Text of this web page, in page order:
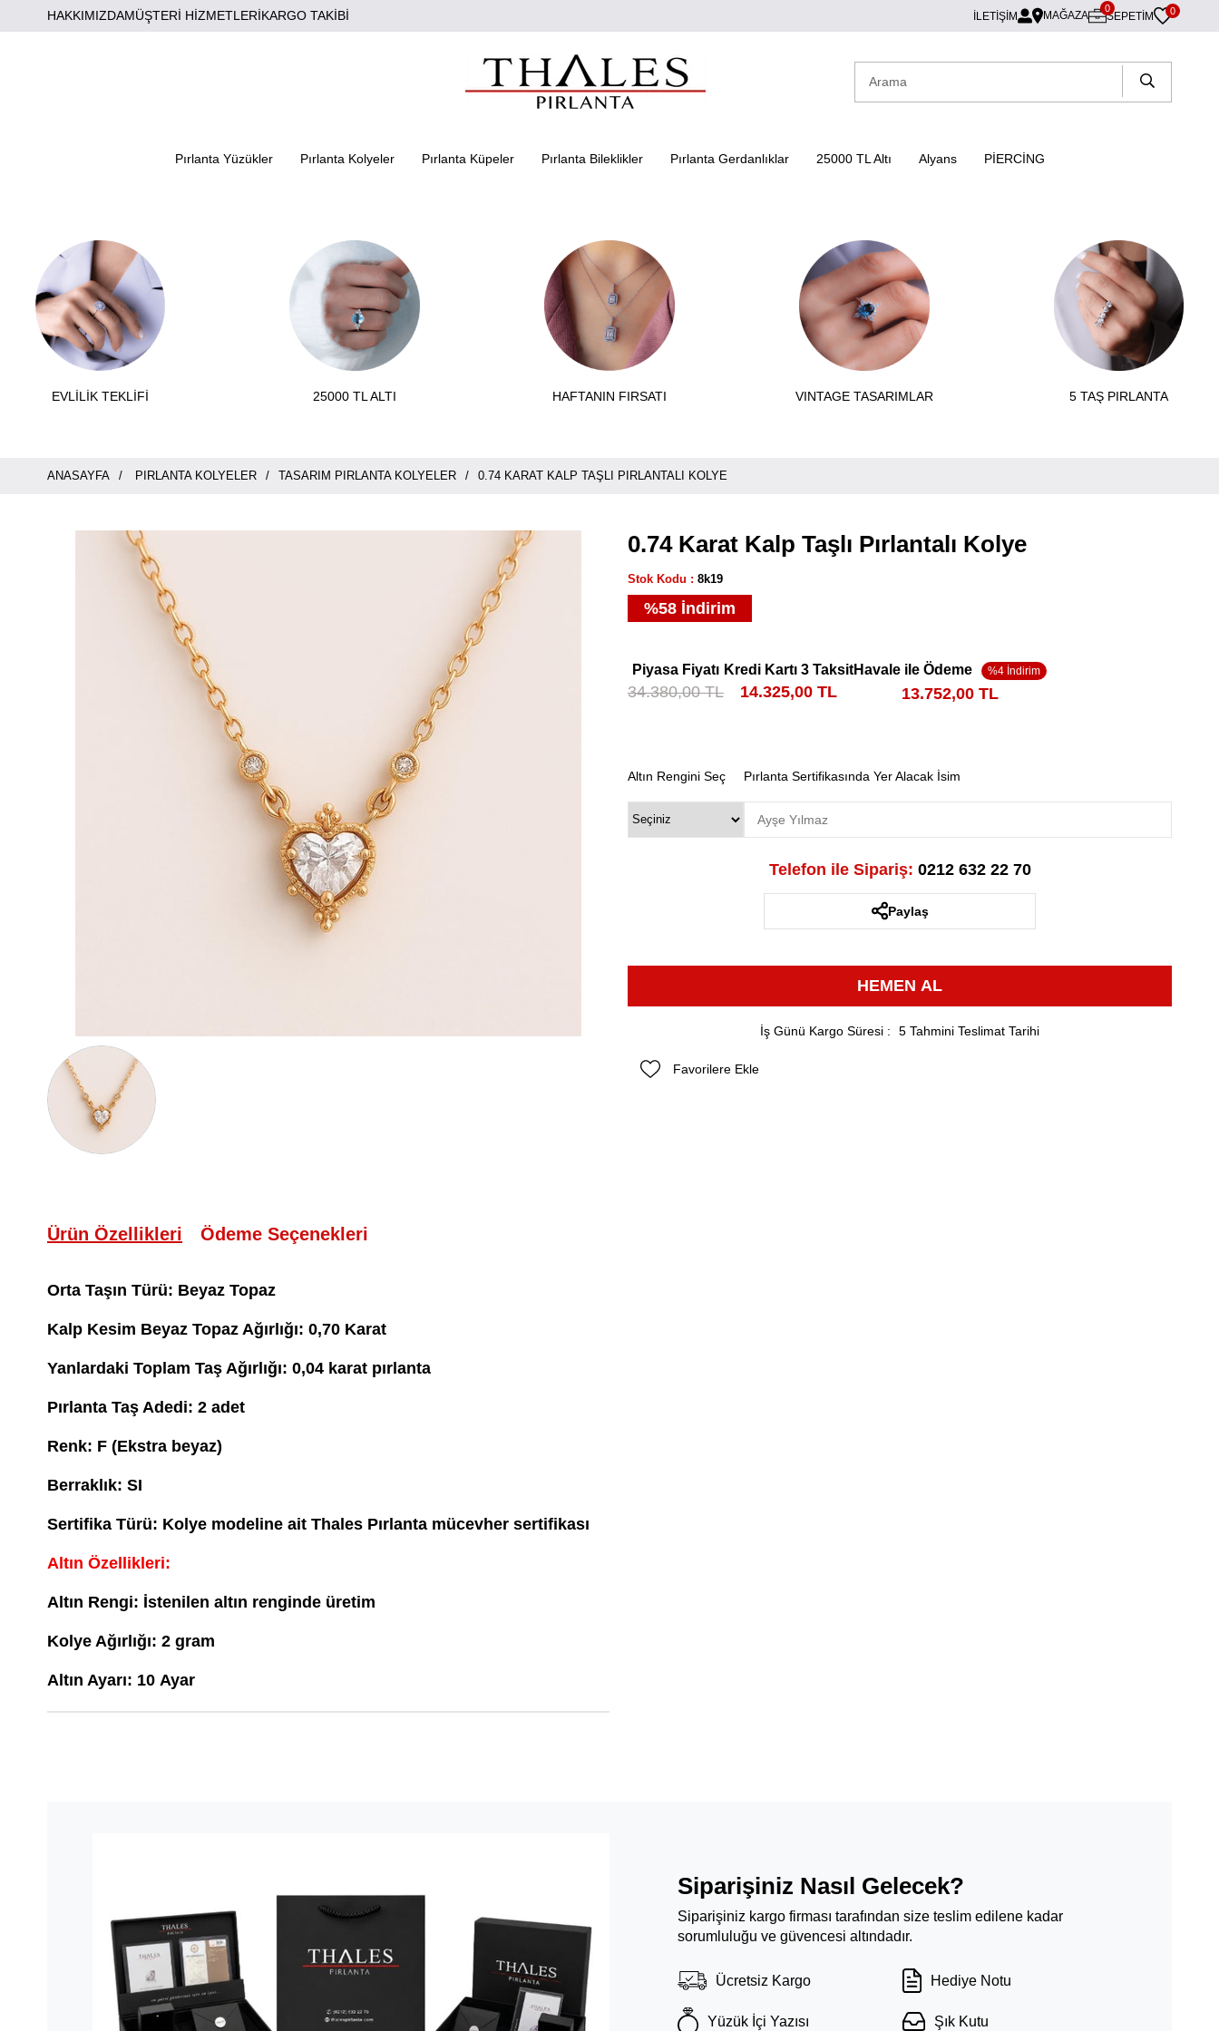
HAKKIMIZDAMÜŞTERİ HİZMETLERİKARGO TAKİBİ İLETİŞİM MAĞAZA SEPETIM
0 0
Pırlanta Yüzükler Pırlanta Kolyeler Pırlanta Küpeler Pırlanta Bileklikler Pırlanta Gerdanlıklar 25000 TL Altı Alyans PİERCİNG
EVLİLİK TEKLİFİ 25000 TL ALTI HAFTANIN FIRSATI VINTAGE TASARIMLAR 5 TAŞ PIRLANTA
ANASAYFA PIRLANTA KOLYELER TASARIM PIRLANTA KOLYELER 0.74 KARAT KALP TAŞLI PIRLANTALI KOLYE
Ürün Özellikleri Ödeme Seçenekleri
Orta Taşın Türü: Beyaz Topaz
Kalp Kesim Beyaz Topaz Ağırlığı: 0,70 Karat
Yanlardaki Toplam Taş Ağırlığı: 0,04 karat pırlanta
Pırlanta Taş Adedi: 2 adet
Renk: F (Ekstra beyaz)
Berraklık: SI
Sertifika Türü: Kolye modeline ait Thales Pırlanta mücevher sertifikası
Altın Özellikleri:
Altın Rengi: İstenilen altın renginde üretim
Kolye Ağırlığı: 2 gram
Altın Ayarı: 10 Ayar
0.74 Karat Kalp Taşlı Pırlantalı Kolye
Stok Kodu 8k19
%58 İndirim
Piyasa Fiyatı
34.380,00 TL
Kredi Kartı 3 Taksit
14.325,00 TL
Havale ile Ödeme
13.752,00 TL
Altın Rengini Seç Pırlanta Sertifikasında Yer Alacak İsim
Telefon ile Sipariş: 0212 632 22 70
Paylaş
İş Günü Kargo Süresi : 5 Tahmini Teslimat Tarihi
Favorilere Ekle
Siparişiniz Nasıl Gelecek?
Siparişiniz kargo firması tarafından size teslim edilene kadar
sorumluluğu ve güvencesi altındadır.
Ücretsiz Kargo Hediye Notu
Yüzük İçi Yazısı Şık Kutu